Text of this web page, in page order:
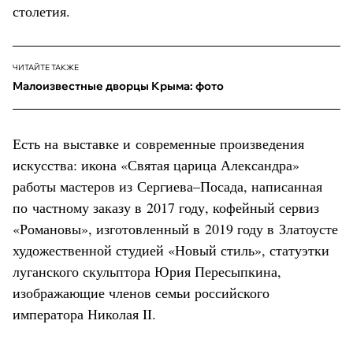
столетия.
ЧИТАЙТЕ ТАКЖЕ
Малоизвестные дворцы Крыма: фото
Есть на выставке и современные произведения
искусства: икона «Святая царица Александра»
работы мастеров из Сергиева–Посада, написанная
по частному заказу в 2017 году, кофейный сервиз
«Романовы», изготовленный в 2019 году в Златоусте
художественной студией «Новый стиль», статуэтки
луганского скульптора Юрия Пересыпкина,
изображающие членов семьи российского
императора Николая II.